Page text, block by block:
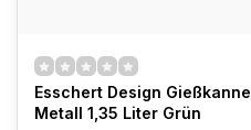
Esschert Design Gießkanne
Metall 1,35 Liter Grün